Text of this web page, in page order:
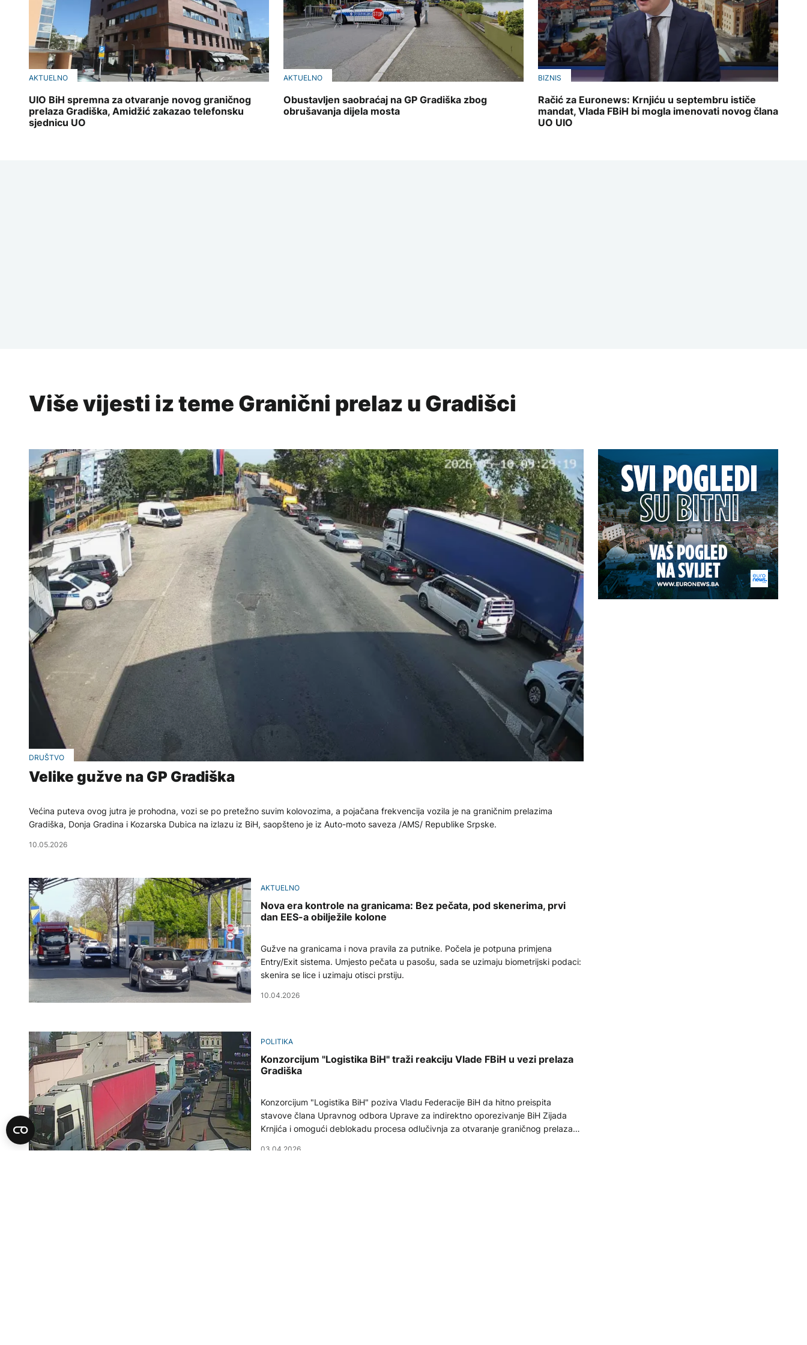
AKTUELNO
UIO BiH spremna za otvaranje novog graničnog
prelaza Gradiška, Amidžić zakazao telefonsku
sjednicu UO
AKTUELNO
Obustavljen saobraćaj na GP Gradiška zbog
obrušavanja dijela mosta
BIZNIS
Račić za Euronews: Krnjiću u septembru ističe
mandat, Vlada FBiH bi mogla imenovati novog člana
UO UIO
Više vijesti iz teme Granični prelaz u Gradišci
DRUŠTVO
Velike gužve na GP Gradiška
Većina puteva ovog jutra je prohodna, vozi se po pretežno suvim kolovozima, a pojačana frekvencija vozila je na graničnim prelazima
Gradiška, Donja Gradina i Kozarska Dubica na izlazu iz BiH, saopšteno je iz Auto-moto saveza /AMS/ Republike Srpske.
10.05.2026
AKTUELNO
Nova era kontrole na granicama: Bez pečata, pod skenerima, prvi
dan EES-a obilježile kolone
Gužve na granicama i nova pravila za putnike. Počela je potpuna primjena
Entry/Exit sistema. Umjesto pečata u pasošu, sada se uzimaju biometrijski podaci:
skenira se lice i uzimaju otisci prstiju.
10.04.2026
POLITIKA
Konzorcijum "Logistika BiH" traži reakciju Vlade FBiH u vezi prelaza
Gradiška
Konzorcijum "Logistika BiH" poziva Vladu Federacije BiH da hitno preispita
stavove člana Upravnog odbora Uprave za indirektno oporezivanje BiH Zijada
Krnjića i omogući deblokadu procesa odlučivnja za otvaranje graničnog prelaza
03.04.2026